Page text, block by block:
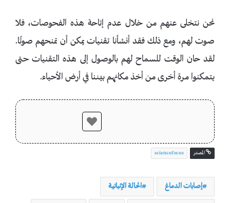
نحن نتخلى عنهم من خلال عدم إتاحة هذه الفحوصات، فلا
صوت لهم، ومع ذلك فقد أنشأنا تقنيات يمكن أن تمنحهم صوتًا.
لقد حان الوقت للسماح لهم بالوصول إلى هذه التقنيات حتى
يتمكنوا مرة أخرى من أخذ مكانهم بيننا في أرض الأحياء.
المصدر sciencefocus
إصابات الدماغ الحالة الإنباتية